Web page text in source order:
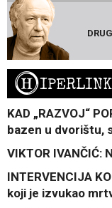
HIPERLINK
KAD „RAZVOJ“
bazen u dvorištu,
VIKTOR IVANČIĆ:
INTERVENCIJA
koji je izvukao